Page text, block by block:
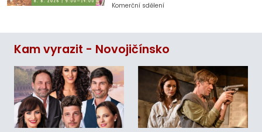
Komerční sdělení
Kam vyrazit - Novojičínsko